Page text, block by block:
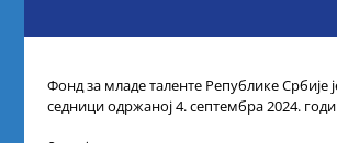
Фонд за младе таленте Републике Србије
седници одржаној 4. септембра 2024.